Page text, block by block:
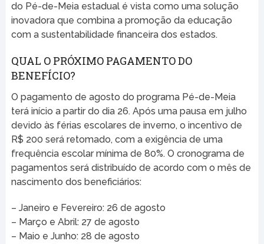
do Pé-de-Meia estadual é vista como uma solução
inovadora que combina a promoção da educação
com a sustentabilidade financeira dos estados.
QUAL O PRÓXIMO PAGAMENTO DO
BENEFÍCIO?
O pagamento de agosto do programa Pé-de-Meia
terá início a partir do dia 26. Após uma pausa em julho
devido às férias escolares de inverno, o incentivo de
R$ 200 será retomado, com a exigência de uma
frequência escolar mínima de 80%. O cronograma de
pagamentos será distribuído de acordo com o mês de
nascimento dos beneficiários:
– Janeiro e Fevereiro: 26 de agosto
– Março e Abril: 27 de agosto
– Maio e Junho: 28 de agosto